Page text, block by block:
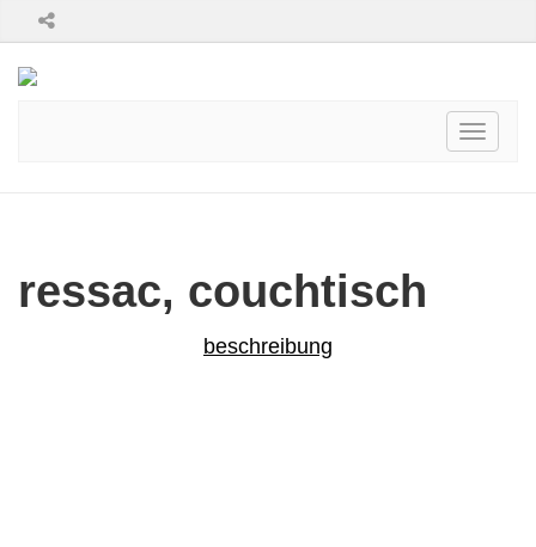
Toggle
ressac, couchtisch
beschreibung